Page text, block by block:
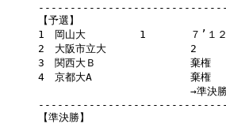
【予選】
1　岡山大		1	７’１２”８４
2　大阪市立大		2	７’３４”３４
3　関西大Ｂ		棄権
4　京都大A		棄権
【準決勝】